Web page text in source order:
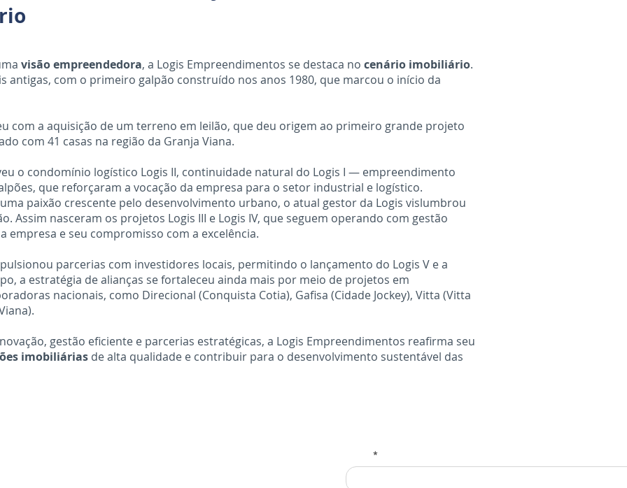
visão empreendedora, a Logis Empreendimentos se destaca no cenário imobiliário.
antigas, com o primeiro galpão construído nos anos 1980, que marcou o início da
com a aquisição de um terreno em leilão, que deu origem ao primeiro grande projeto
com 41 casas na região da Granja Viana.
o condomínio logístico Logis II, continuidade natural do Logis I — empreendimento
que reforçaram a vocação da empresa para o setor industrial e logístico.
paixão crescente pelo desenvolvimento urbano, o atual gestor da Logis vislumbrou
Assim nasceram os projetos Logis III e Logis IV, que seguem operando com gestão
empresa e seu compromisso com a excelência.
parcerias com investidores locais, permitindo o lançamento do Logis V e a
a estratégia de alianças se fortaleceu ainda mais por meio de projetos em
nacionais, como Direcional (Conquista Cotia), Gafisa (Cidade Jockey), Vitta (Vitta
gestão eficiente e parcerias estratégicas, a Logis Empreendimentos reafirma seu
imobiliárias de alta qualidade e contribuir para o desenvolvimento sustentável das